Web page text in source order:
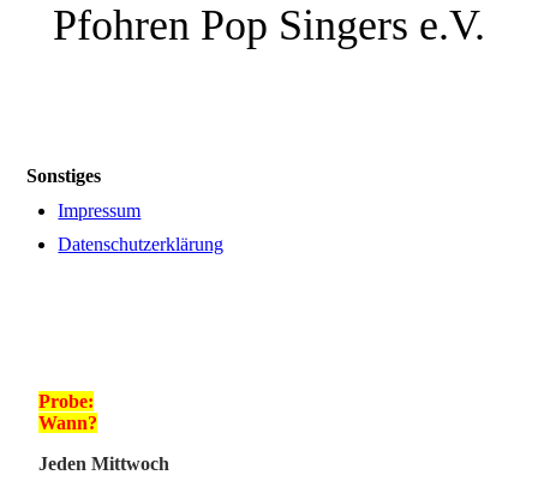
Pfohren Pop Singers e.V.
Sonstiges
Impressum
Datenschutzerklärung
Probe:
Wann?
Jeden Mittwoch